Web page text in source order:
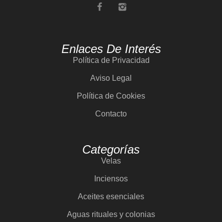
Enlaces De Interés
Política de Privacidad
Aviso Legal
Política de Cookies
Contacto
Categorías
Velas
Inciensos
Aceites esenciales
Aguas rituales y colonias